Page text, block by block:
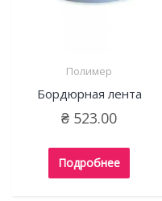
Полимер
Бордюрная лента
₴ 523.00
Подробнее